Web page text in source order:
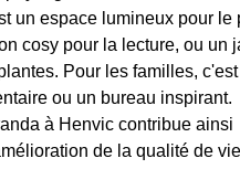
un espace lumineux pour le
cosy pour la lecture, ou un
Pour les familles,
ou un bureau inspirant.
à Henvic contribue ainsi
de la qualité de